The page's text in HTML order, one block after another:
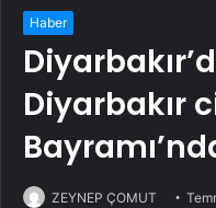
Haber
Diyarbakır
ZEYNEP ÇOMUT